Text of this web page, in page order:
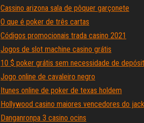
Cassino arizona sala de pôquer garçonete
O que é poker de três cartas
Códigos promocionais trada casino 2021
Jogos de slot machine casino grátis
10 $ poker grátis sem necessidade de
Jogo online de cavaleiro negro
Itunes online de poker de texas holdem
Hollywood casino maiores vencedores do
Danganronpa 3 casino ocins